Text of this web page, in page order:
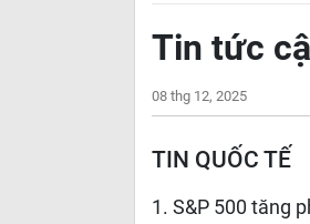
Tin tức
08 thg 12, 2025
TIN QUỐC TẾ
S&P 500 tăng